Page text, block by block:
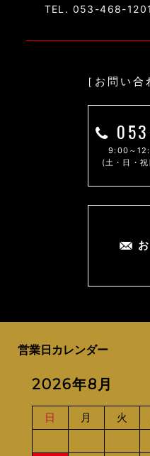
営業日カレンダー
2026年8月
日 月 火
TEL. 053-468-1201
［お問い
9:00～
(土・日・